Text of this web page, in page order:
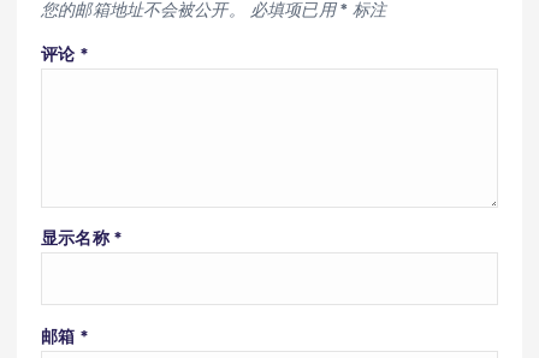
您的邮箱地址不会被公开。 必填项已用* 标注
评论 *
显示名称 *
邮箱 *